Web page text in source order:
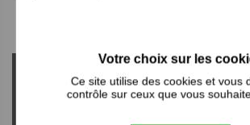
Ce site utilise des cookies et vous
contrôle sur ceux que vous